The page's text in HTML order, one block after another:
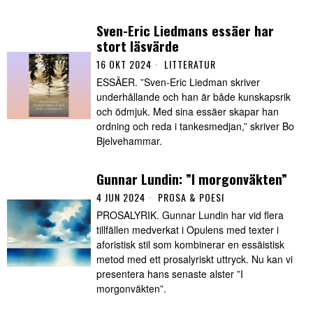
Sven-Eric Liedmans essäer har
stort läsvärde
16 OKT 2024 LITTERATUR
ESSÄER. ”Sven-Eric Liedman skriver
underhållande och han är både kunskapsrik
och ödmjuk. Med sina essäer skapar han
ordning och reda i tankesmedjan,” skriver Bo
Bjelvehammar.
Gunnar Lundin: ”I morgonväkten”
4 JUN 2024 PROSA & POESI
PROSALYRIK. Gunnar Lundin har vid flera
tillfällen medverkat i Opulens med texter i
aforistisk stil som kombinerar en essäistisk
metod med ett prosalyriskt uttryck. Nu kan vi
presentera hans senaste alster ”I
morgonväkten”.